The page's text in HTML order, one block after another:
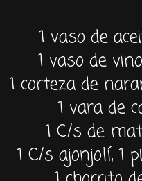
1 vaso de
1 vaso de
1 corteza de
1 vara de
1 C/s de
1 C/s ajonjolí, 1